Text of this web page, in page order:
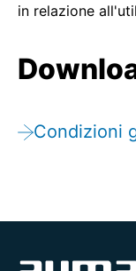
in relazione
Condizioni